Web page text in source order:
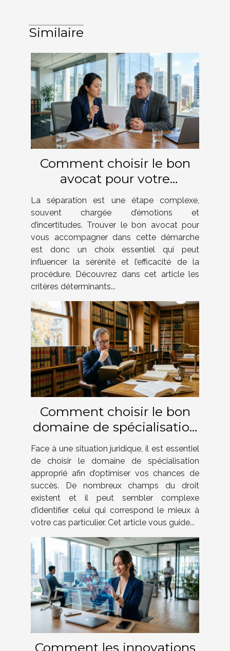
Similaire
Comment choisir le bon
avocat pour votre
procédure de séparation ?
La séparation est une étape complexe,
souvent chargée d’émotions et
d’incertitudes. Trouver le bon avocat pour
vous accompagner dans cette démarche
est donc un choix essentiel qui peut
influencer la sérénité et l’efficacité de la
procédure. Découvrez dans cet article les
critères déterminants...
Comment choisir le bon
domaine de spécialisation
juridique pour votre cas ?
Face à une situation juridique, il est essentiel
de choisir le domaine de spécialisation
approprié afin d’optimiser vos chances de
succès. De nombreux champs du droit
existent et il peut sembler complexe
d’identifier celui qui correspond le mieux à
votre cas particulier. Cet article vous guide...
Comment les innovations